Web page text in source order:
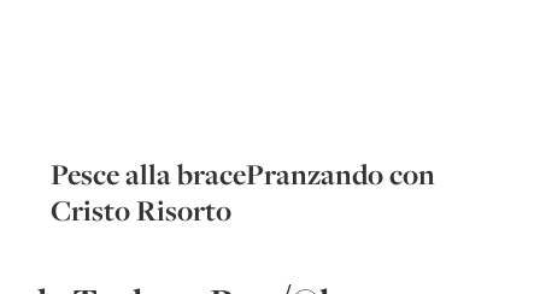
Pesce alla bracePranzando con
Cristo Risorto